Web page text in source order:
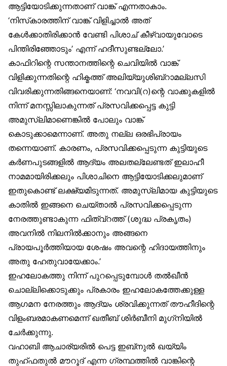
ആട്ടിയോടിക്കുന്നതാണ് വാങ്ക് എന്നതാകാം.
‘നിസ്‌കാരത്തിന് വാങ്ക് വിളിച്ചാൽ അത്
കേൾക്കാതിരിക്കാൻ വേണ്ടി പിശാച് കീഴ്‌വായുവോടെ
പിന്തിരിഞ്ഞോടും’ എന്ന് ഹദീസുണ്ടല്ലോ.’
കാഫിറിന്റെ സന്താനത്തിന്റെ ചെവിയിൽ വാങ്ക്
വിളിക്കുന്നതിന്റെ ഹിക്മത്ത് അലിയ്യുശിബ്‌റാമല്ലസി
വിവരിക്കുന്നതിങ്ങനെയാണ്: ‘നവവി(റ)ന്റെ വാക്കുകളിൽ
നിന്ന് മനസ്സിലാകുന്നത് പ്രസവിക്കപ്പെട്ട കുട്ടി
അമുസ്‌ലിമാണെങ്കിൽ പോലും വാങ്ക്
കൊടുക്കാമെന്നാണ്. അതു നല്ല ഒരഭിപ്രായം
തന്നെയാണ്. കാരണം, പ്രസവിക്കപ്പെടുന്ന കുട്ടിയുടെ
കർണപുടങ്ങളിൽ ആദ്യം അലതല്ലേണ്ടത് ഇലാഹീ
നാമമായിരിക്കലും പിശാചിനെ ആട്ടിയോടിക്കലുമാണ്
ഇതുകൊണ്ട് ലക്ഷ്യമിടുന്നത്. അമുസ്‌ലിമായ കുട്ടിയുടെ
കാതിൽ ഇങ്ങനെ ചെയ്താൽ പ്രസവിക്കപ്പെടുന്ന
നേരത്തുണ്ടാകുന്ന ഫിത്വ്‌റത്ത് (ശുദ്ധ പ്രകൃതം)
അവനിൽ നിലനിൽക്കാനും അങ്ങനെ
പ്രായപൂർത്തിയായ ശേഷം അവന്റെ ഹിദായത്തിനും
അതു ഹേതുവായേക്കാം.’
ഇഹലോകത്തു നിന്ന് പുറപ്പെടുമ്പോൾ തൽഖീൻ
ചൊല്ലിക്കൊടുക്കും പ്രകാരം ഇഹലോകത്തേക്കുള്ള
ആഗമന നേരത്തും ആദ്യം ശ്രവിക്കുന്നത് തൗഹീദിന്റെ
വിളംബരമാകണമെന്ന് ഖതീബ് ശിർബീനി മുഗ്‌നിയിൽ
ചേർക്കുന്നു.
വഹാബി ആചാര്യരിൽ പെട്ട ഇബ്‌നുൽ ഖയ്യിം
തുഹ്ഫതുൽ മൗറൂദ് എന്ന ഗ്രന്ഥത്തിൽ വാങ്കിന്റെ